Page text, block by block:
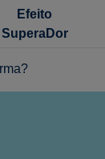
Efeito
SuperaDor